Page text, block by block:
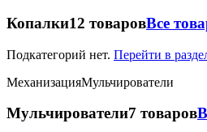
Копалки12 товаровВсе
Подкатегорий нет. Перейти в
МеханизацияМульчирователи
Мульчирователи7 товаров